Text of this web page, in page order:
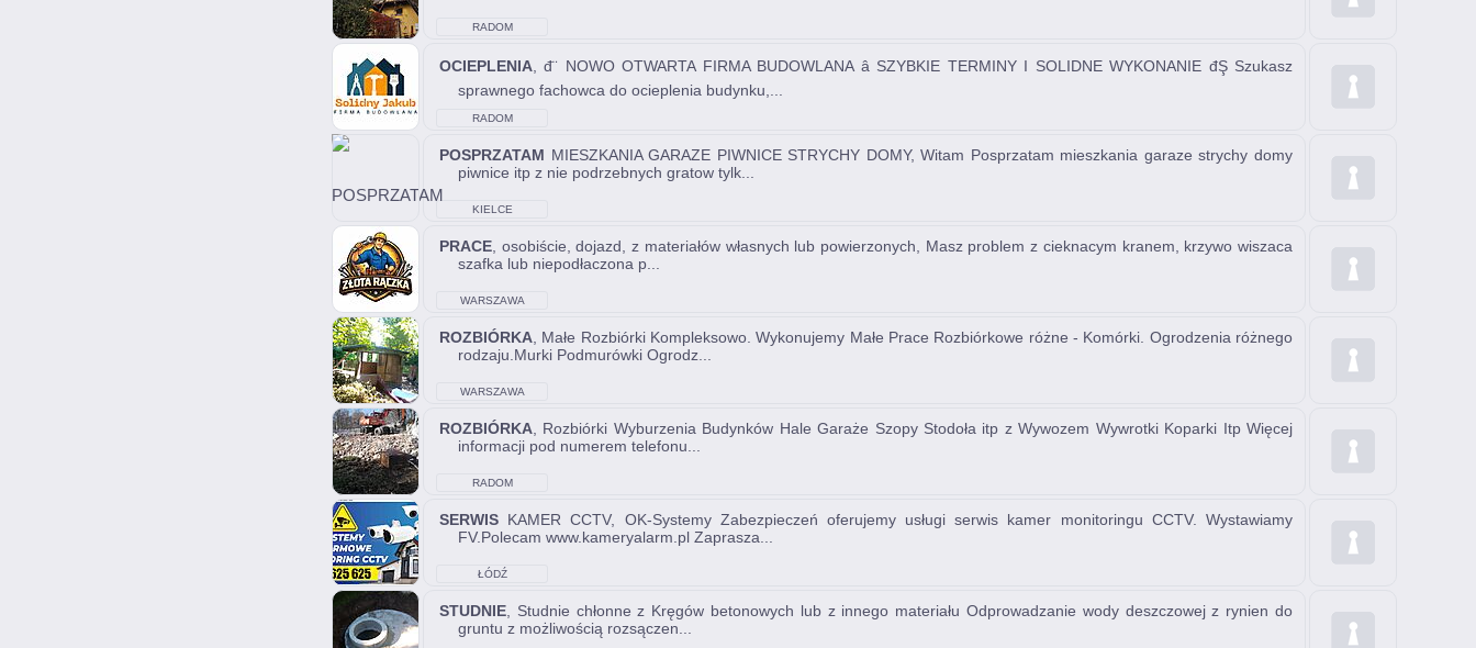
RADOM
OCIEPLENIA , đ¨ NOWO OTWARTA FIRMA BUDOWLANA â SZYBKIE TERMINY I SOLIDNE WYKONANIE đŞ Szukasz
sprawnego fachowca do ocieplenia budynku,...
RADOM
POSPRZATAM MIESZKANIA GARAZE PIWNICE STRYCHY DOMY, Witam Posprzatam mieszkania garaze strychy domy
piwnice itp z nie podrzebnych gratow tylk...
KIELCE
PRACE , osobiście, dojazd, z materiałów własnych lub powierzonych, Masz problem z cieknacym kranem, krzywo wiszaca
szafka lub niepodłaczona p...
WARSZAWA
ROZBIÓRKA , Małe Rozbiórki Kompleksowo. Wykonujemy Małe Prace Rozbiórkowe różne - Komórki. Ogrodzenia różnego
rodzaju.Murki Podmurówki Ogrodz...
WARSZAWA
ROZBIÓRKA , Rozbiórki Wyburzenia Budynków Hale Garaże Szopy Stodoła itp z Wywozem Wywrotki Koparki Itp Więcej
informacji pod numerem telefonu...
RADOM
SERWIS KAMER CCTV, OK-Systemy Zabezpieczeń oferujemy usługi serwis kamer monitoringu CCTV. Wystawiamy
FV.Polecam www.kameryalarm.pl Zaprasza...
ŁÓDŹ
STUDNIE , Studnie chłonne z Kręgów betonowych lub z innego materiału Odprowadzanie wody deszczowej z rynien do
gruntu z możliwością rozsączen...